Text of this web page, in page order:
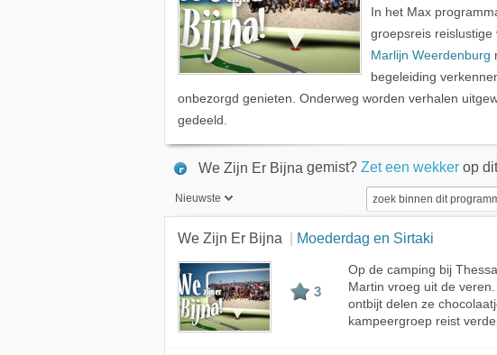
In het Max
groepsreis reislustige
Marlijn Weerdenburg
begeleiding
onbezorgd genieten. Onderweg worden verhalen
gedeeld.
We Zijn Er Bijna gemist? Zet een wekker op
Nieuwste
Meest bekeken
A - Z
We Zijn Er Bijna Moederdag en Sirtaki
3
Op de camping bij
Martin vroeg uit de
ontbijt delen ze
kampeergroep reist